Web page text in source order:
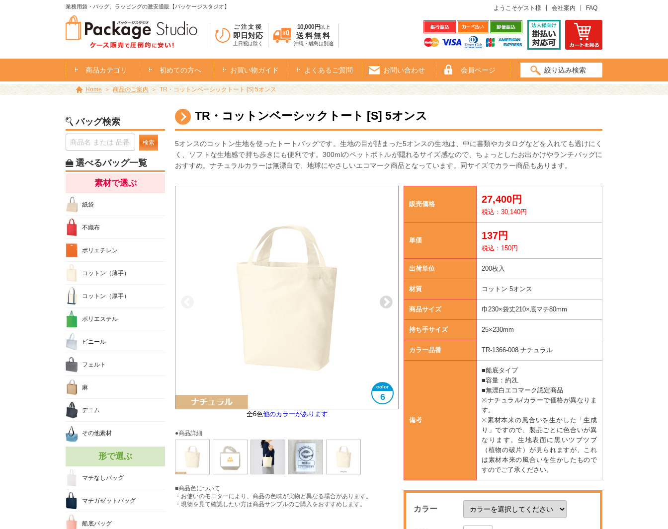
業務用袋・バッグ、ラッピングの激安通販【パッケージスタジオ】
ご注文後
即日対応
土日祝は除く
10,000円 以上
送料無料
沖縄・離島は別途
ようこそゲスト様 会社案内 FAQ
商品カテゴリ 初めての方へ お買い物ガイド よくあるご質問 お問い合わせ 会員ページ 絞り込み検索
Home 商品のご案内 TR・コットンベーシックトート [S] 5オンス
TR・コットンベーシックトート [S] 5オンス
5オンスのコットン生地を使ったトートバッグです。生地の目が詰まった5オンスの生地は、中に書類やカタログなどを入れても透けにく
く、ソフトな生地感で持ち歩きにも便利です。300mlのペットボトルが隠れるサイズ感なので、ちょっとしたお出かけやランチバッグに
おすすめ。ナチュラルカラーは無漂白で、地球にやさしいエコマーク商品となっています。同サイズでカラー商品もあります。
全6色他のカラーがあります
6
A5サイズ対応
大きさイメージ
エコマークタグ付き
●商品詳細
■商品色について
・お使いのモニターにより、商品の色味が実物と異なる場合があります。
・現物を見て確認したい方は商品サンプルのご購入をおすすめします。
販売価格 27,400円
税込：30,140円
単価 137円
税込：150円
出荷単位 200枚入
材質 コットン 5オンス
商品サイズ 巾230×袋丈210×底マチ80mm
持ち手サイズ 25×230mm
カラー品番 TR-1366-008 ナチュラル
備考
■船底タイプ
■容量：約2L
■無漂白エコマーク認定商品
※ナチュラル/カラーで価格が異なりま
す。
※素材本来の風合いを生かした「生成
り」ですので、製品ごとに色合いが異
なります。生地表面に黒いツブツブ
（植物の破片）が見られますが、これ
は素材本来の風合いを生かしたもので
すのでご了承ください。
カラー
バッグ検索
検索
選べるバッグ一覧
素材で選ぶ
紙袋
不織布
ポリエチレン
コットン（薄手）
コットン（厚手）
ポリエステル
ビニール
フェルト
麻
デニム
その他素材
形で選ぶ
マチなしバッグ
マチガゼットバッグ
船底バッグ